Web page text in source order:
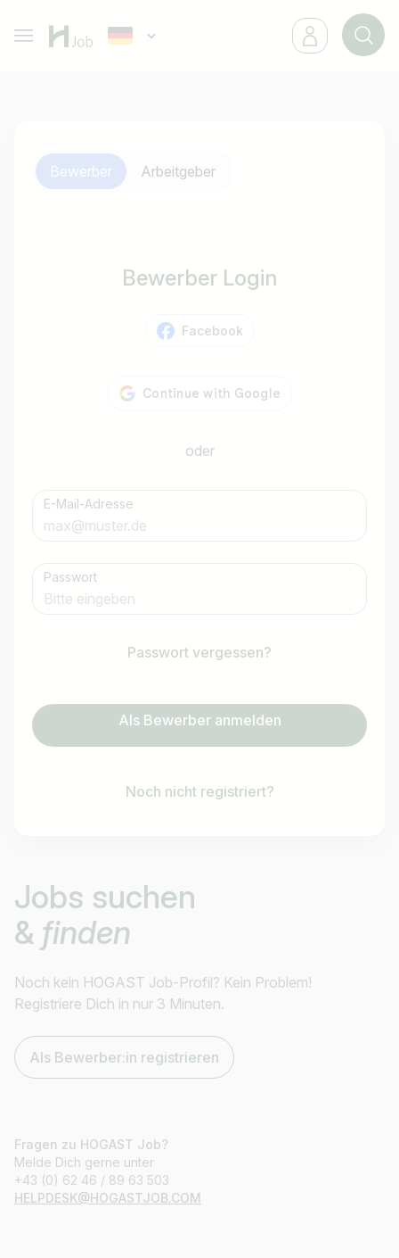
Jobs suchen
& finden
Noch kein HOGAST Job-Profil? Kein Problem!
Registriere Dich in nur 3 Minuten.
Als Bewerber:in registrieren
Fragen zu HOGAST Job?
Melde Dich gerne unter
+43 (0) 62 46 / 89 63 503
HELPDESK@HOGASTJOB.COM
Bewerber Arbeitgeber
Bewerber Login
Facebook
oder
E-Mail-Adresse
Passwort
Passwort vergessen?
Als Bewerber anmelden
Noch nicht registriert?
Ich suche nach …
z.B. Österreich
Land / Bundesland
Jobs finden